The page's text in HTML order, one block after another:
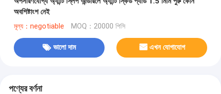
অবশিষ্টাংশ নেই
মূল্য：negotiable MOQ：20000 পিসি
ভালো দাম এখন যোগাযোগ
পণ্যের বর্ণনা